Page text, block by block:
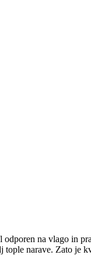
na vlago in
tople narave. Zato